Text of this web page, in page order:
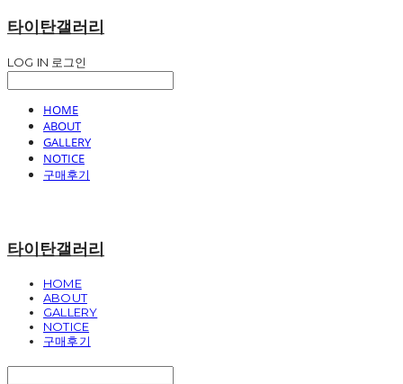
타이탄갤러리
LOG IN 로그인
HOME
ABOUT
GALLERY
NOTICE
구매후기
타이탄갤러리
HOME
ABOUT
GALLERY
NOTICE
구매후기